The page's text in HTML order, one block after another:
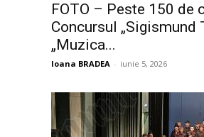
FOTO – Peste 150 de
Concursul „Sigismund
„Muzica...
Ioana BRADEA - iunie 5, 2026